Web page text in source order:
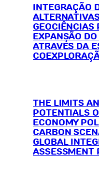
INTEGRAÇÃO
GEOCIÊNCIAS
EXPANSÃO
ATRAVÉS DA
THE LIMITS
POTENTIALS
ECONOMY
CARBON
GLOBAL
ASSESSMENT